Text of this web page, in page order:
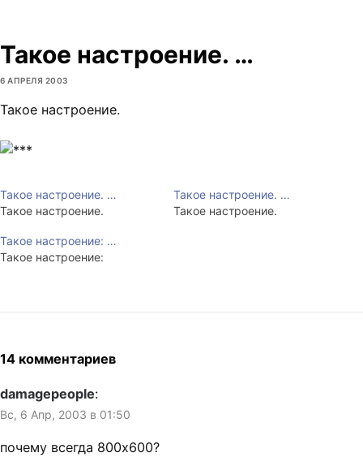
Такое настроение. …
6 АПРЕЛЯ 2003
Такое настроение.
Такое настроение. …
Такое настроение.
Такое настроение. …
Такое настроение.
Такое настроение: …
Такое настроение:
14 комментариев
damagepeople:
Вс, 6 Апр, 2003 в 01:50
почему всегда 800х600?